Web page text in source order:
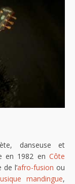
danseuse et
en 1982 en Côte
l’afro-fusion ou
mandingue,